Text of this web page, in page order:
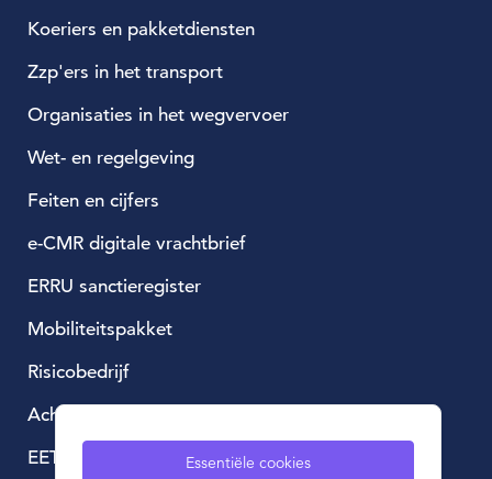
Koeriers en pakketdiensten
Zzp'ers in het transport
Organisaties in het wegvervoer
Wet- en regelgeving
Feiten en cijfers
e-CMR digitale vrachtbrief
ERRU sanctieregister
Mobiliteitspakket
Risicobedrijf
Achtergestelde lening
EETS, European Electronic Toll Service
Essentiële cookies